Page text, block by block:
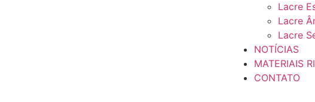
Lacre
Lacre
Lacre
NOTÍCIAS
MATERIAIS
CONTATO